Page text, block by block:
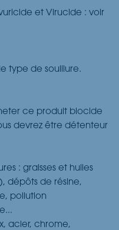
et Virucide : voir
type de souillure.
ce produit biocide
devrez être détenteur
: graisses et huiles
dépôts de résine,
pollution
acier, chrome,